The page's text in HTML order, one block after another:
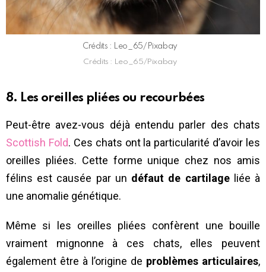
Crédits : Leo_65/Pixabay
Crédits : Leo_65/Pixabay
8. Les oreilles pliées ou recourbées
Peut-être avez-vous déjà entendu parler des chats
Scottish Fold. Ces chats ont la particularité d’avoir les
oreilles pliées. Cette forme unique chez nos amis
félins est causée par un défaut de cartilageliée à
une anomalie génétique.
Même si les oreilles pliées confèrent une bouille
vraiment mignonne à ces chats, elles peuvent
également être à l’origine de problèmes articulaires,